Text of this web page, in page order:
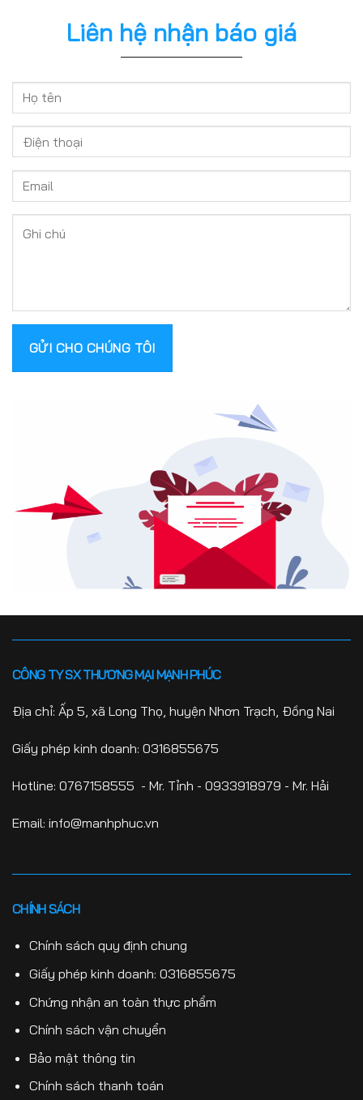
Liên hệ nhận báo giá
CÔNG TY SX THƯƠNG MẠI MẠNH PHÚC
Địa chỉ: Ấp 5, xã Long Thọ, huyện Nhơn Trạch, Đồng Nai
Giấy phép kinh doanh: 0316855675
Hotline: 0767158555 - Mr. Tỉnh - 0933918979 - Mr. Hải
Email: info@manhphuc.vn
CHÍNH SÁCH
Chính sách quy định chung
Giấy phép kinh doanh: 0316855675
Chứng nhận an toàn thực phẩm
Chính sách vận chuyển
Bảo mật thông tin
Chính sách thanh toán